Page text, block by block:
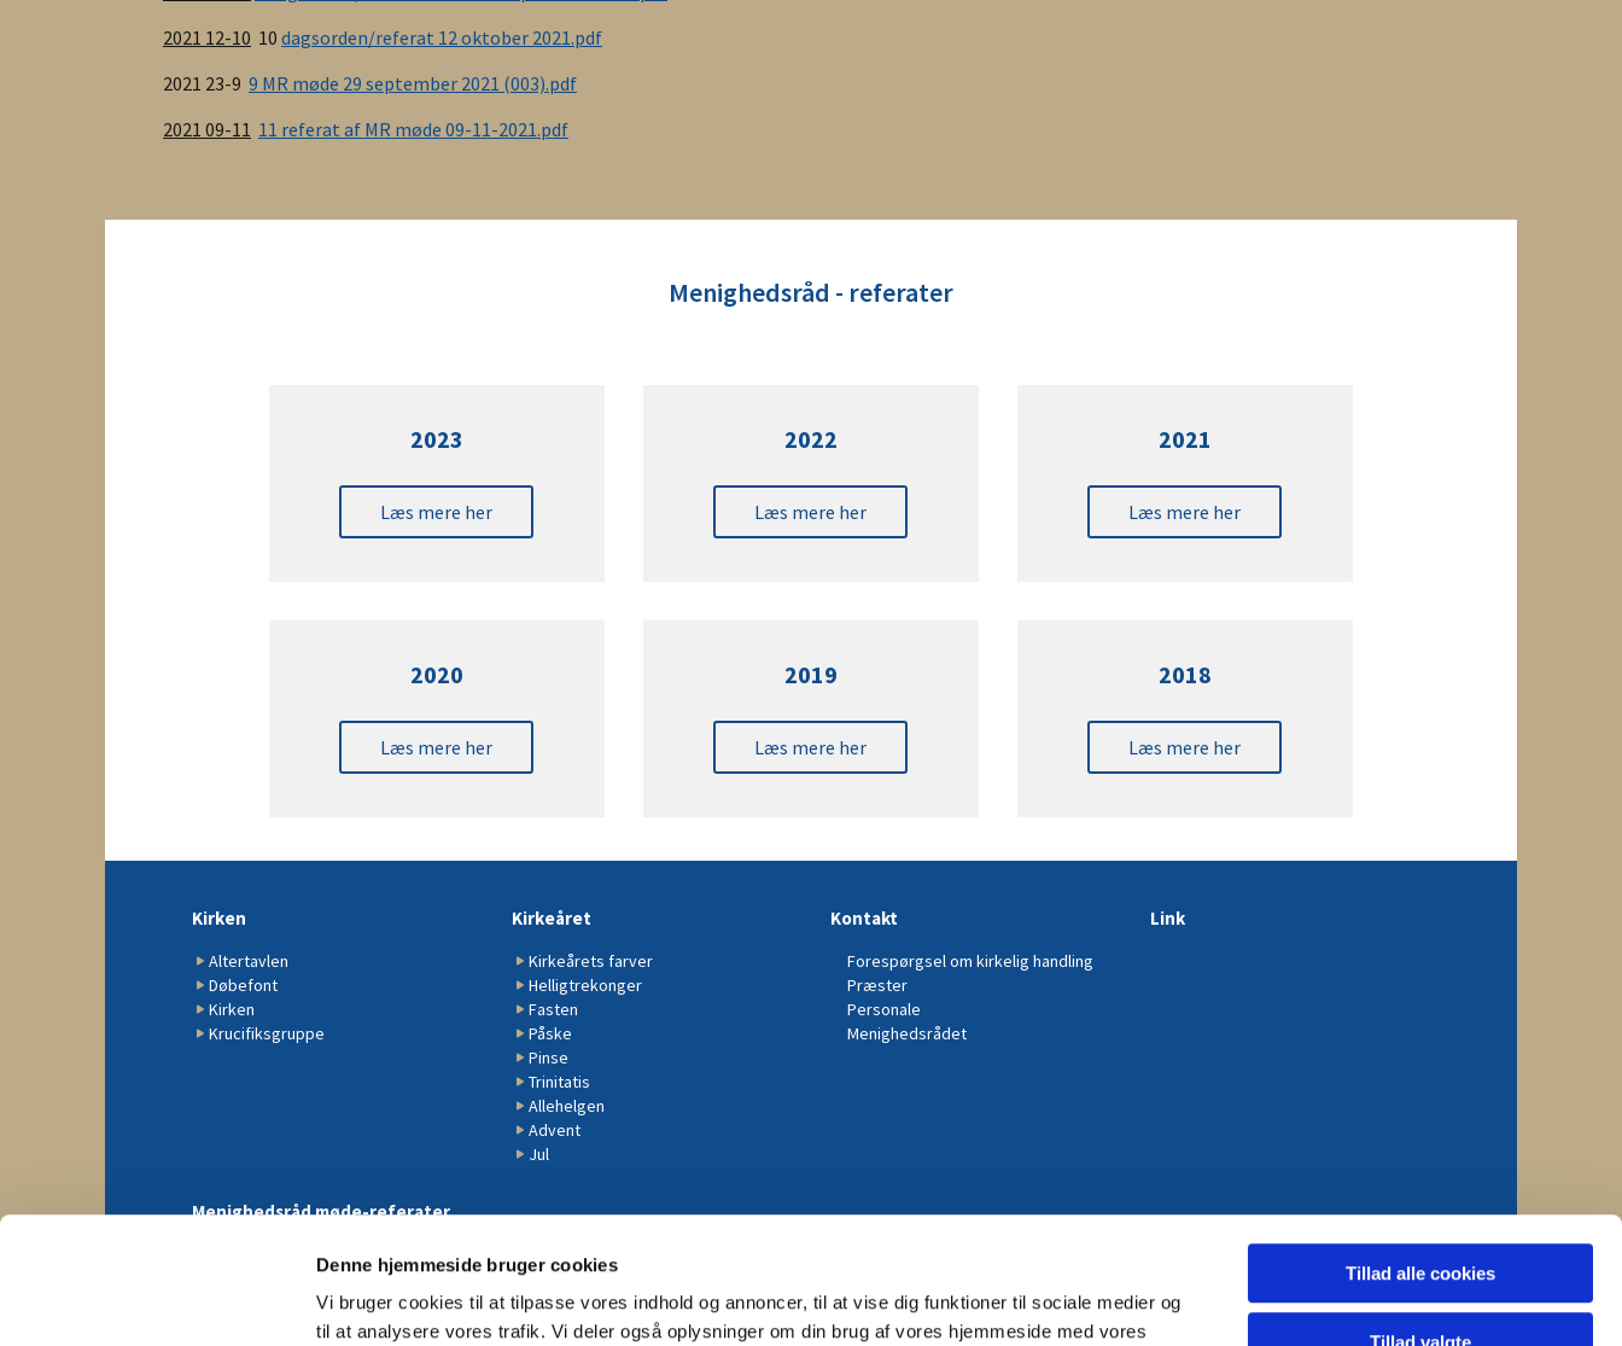
Denne hjemmeside bruger cookies
Vi bruger cookies til at tilpasse vores indhold og annoncer, til at vise dig funktioner til sociale medier og
til at analysere vores trafik. Vi deler også oplysninger om din brug af vores hjemmeside med vores
Tillad alle cookies
Tillad valgte
2021 12-10 10 dagsorden/referat 12 oktober 2021.pdf
2021 23-9 9 MR møde 29 september 2021 (003).pdf
2021 09-11 11 referat af MR møde 09-11-2021.pdf
Menighedsråd - referater
2023
Læs mere her
2022
Læs mere her
2021
Læs mere her
2020
Læs mere her
2019
Læs mere her
2018
Læs mere her
Kirken
Altertavlen
Døbefont
Kirken
Krucifiksgruppe
Kirkeåret
Kirkeårets farver
Helligtrekonger
Fasten
Påske
Pinse
Trinitatis
Allehelgen
Advent
Jul
Kontakt
Forespørgsel om kirkelig handling
Præster
Personale
Menighedsrådet
Link
Menighedsråd møde-referater